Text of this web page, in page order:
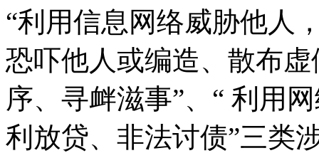
“利用信息网络威胁他人
恐吓他人或编造、散布
序、寻衅滋事”、“ 利用
利放贷、非法讨债”三类